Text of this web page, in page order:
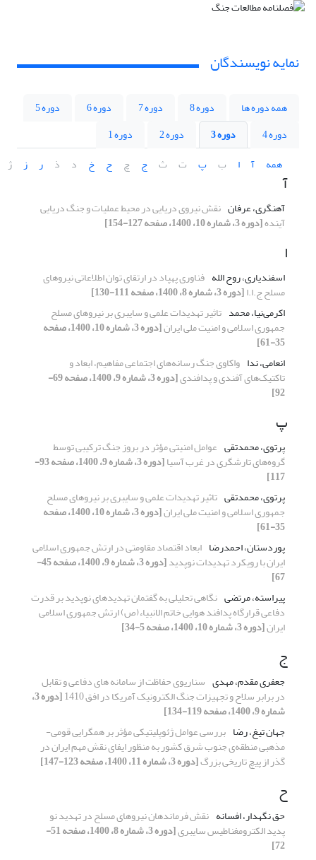
نمایه نویسندگان
همه دوره ها دوره 8 دوره 7 دوره 6
دوره 5
دوره 4
دوره 3 دوره 2
دوره 1
همه
آ ا ب پ ت ث ج چ ح خ د ذ ر ز ژ
آ
آهنگری، عرفان نقش نیروی دریایی در محیط عملیات و جنگ دریایی
آینده[دوره 3، شماره 10، 1400، صفحه 127-154]
ا
اسفندیاری، روح‏ الله فناوری پهپاد در ارتقای توان اطلاعاتی نیروهای
مسلح ج.ا.ا[دوره 3، شماره 8، 1400، صفحه 111-130]
اکرمی‌نیا، محمد تاثیر تهدیدات علمی و سایبری بر نیروهای مسلح
جمهوری اسلامی و امنیت ملی ایران [دوره 3، شماره 10، 1400، صفحه
35-61]
انعامی، ندا واکاوی جنگ رسانه‌های اجتماعی مفاهیم، ابعاد و
تاکتیک‌های آفندی و پدافندی [دوره 3، شماره 9، 1400، صفحه 69-
92]
پ
پرتوی، محمدتقی عوامل امنیتی مؤثر در بروز جنگ ترکیبی توسط
گروه‌های تارشگری در غرب آسیا [دوره 3، شماره 9، 1400، صفحه 93-
117]
پرتوی، محمدتقی تاثیر تهدیدات علمی و سایبری بر نیروهای مسلح
جمهوری اسلامی و امنیت ملی ایران [دوره 3، شماره 10، 1400، صفحه
35-61]
پوردستان، احمدرضا ابعاد اقتصاد مقاومتی در ارتش جمهوری اسلامی
ایران با رویکرد تهدیدات نوپدید [دوره 3، شماره 9، 1400، صفحه 45-
67]
پیراسته، مرتضی نگاهی تحلیلی به گفتمان تهدیدهای نوپدید بر قدرت
دفاعی قرارگاه پدافند هوایی خاتم الانبیاء(ص) ارتش جمهوری اسلامی
ایران[دوره 3، شماره 10، 1400، صفحه 5-34]
ج
جعفری مقدم، مهدی سناریوی حفاظت از سامانه های دفاعی و تقابل
در برابر سلاح و تجهیزات جنگ الکترونیک آمریکا در افق 1410 [دوره 3،
شماره 9، 1400، صفحه 119-134]
جهان تیغ، رضا بررسی عوامل ژئوپلیتیکی مؤثر بر همگرایی قومی-
مذهبی منطقه‌ی جنوب شرق کشور به منظور ایفای نقش مهم ایران در
گذر از پیچ تاریخی بزرگ[دوره 3، شماره 11، 1400، صفحه 123-147]
ح
حق نگهدار، افسانه نقش فرماندهان نیروهای مسلح در تهدید نو
پدید الکترومغناطیس سایبری [دوره 3، شماره 8، 1400، صفحه 51-
72]